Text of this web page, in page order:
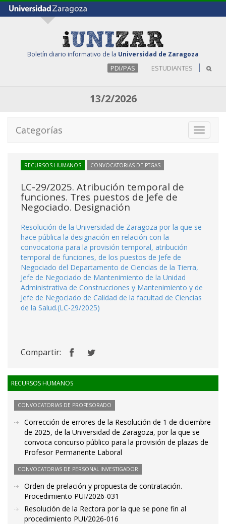
Boletín diario informativo de la Universidad de Zaragoza
PDI/PAS ESTUDIANTES
13/2/2026
Toggle
Categorías
RECURSOS HUMANOS CONVOCATORIAS DE PTGAS
LC-29/2025. Atribución temporal de
funciones. Tres puestos de Jefe de
Negociado. Designación
Resolución de la Universidad de Zaragoza por la que se
hace pública la designación en relación con la
convocatoria para la provisión temporal, atribución
temporal de funciones, de los puestos de Jefe de
Negociado del Departamento de Ciencias de la Tierra,
Jefe de Negociado de Mantenimiento de la Unidad
Administrativa de Construcciones y Mantenimiento y de
Jefe de Negociado de Calidad de la facultad de Ciencias
de la Salud.(LC-29/2025)
Compartir:
RECURSOS HUMANOS
CONVOCATORIAS DE PROFESORADO
Corrección de errores de la Resolución de 1 de diciembre
de 2025, de la Universidad de Zaragoza, por la que se
convoca concurso público para la provisión de plazas de
Profesor Permanente Laboral
CONVOCATORIAS DE PERSONAL INVESTIGADOR
Orden de prelación y propuesta de contratación.
Procedimiento PUI/2026-031
Resolución de la Rectora por la que se pone fin al
procedimiento PUI/2026-016